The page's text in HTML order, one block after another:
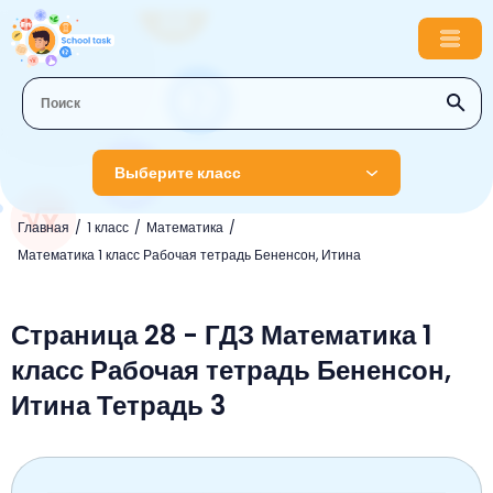
Выберите класс
Главная 1 класс
Математика
Математика 1 класс Рабочая тетрадь Бененсон, Итина
1 класс
Русский язык
Литературное чтение
Окружающий мир
Математика
Математика
Английский язык
Информатика
Литературное чтение
3 класс
Музыка
Окружающий мир
4 класс
Английский язык
5 класс
Страница 28 - ГДЗ Математика 1
класс Рабочая тетрадь Бененсон,
Итина Тетрадь 3